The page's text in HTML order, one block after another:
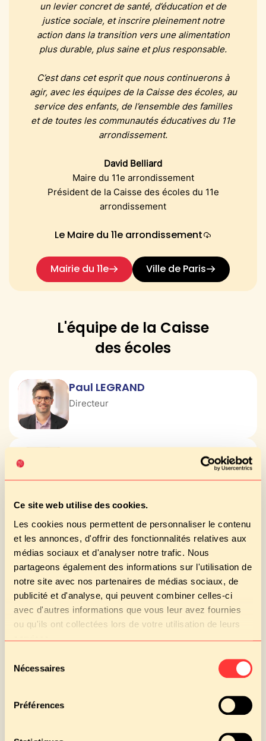
Ce site web utilise des cookies.
Les cookies nous permettent de personnaliser le contenu
et les annonces, d'offrir des fonctionnalités relatives aux
médias sociaux et d'analyser notre trafic. Nous
partageons également des informations sur l'utilisation de
notre site avec nos partenaires de médias sociaux, de
publicité et d'analyse, qui peuvent combiner celles-ci
avec d'autres informations que vous leur avez fournies
ou qu'ils ont collectées lors de votre utilisation de leurs
services.
Nécessaires
Préférences
un levier concret de santé, d’éducation et de
justice sociale, et inscrire pleinement notre
action dans la transition vers une alimentation
plus durable, plus saine et plus responsable.
C’est dans cet esprit que nous continuerons à
agir, avec les équipes de la Caisse des écoles, au
service des enfants, de l’ensemble des familles
et de toutes les communautés éducatives du 11e
arrondissement.
David Belliard
Maire du 11e arrondissement
Président de la Caisse des écoles du 11e
arrondissement
Le Maire du 11e arrondissement
Mairie du 11e Ville de Paris
L'équipe de la Caisse
des écoles
Paul LEGRAND
Directeur
Pascal COUTURIER
Directeur Administratif et Financier
Lassana CISSOKO
Directeur Alimentation et Qualité